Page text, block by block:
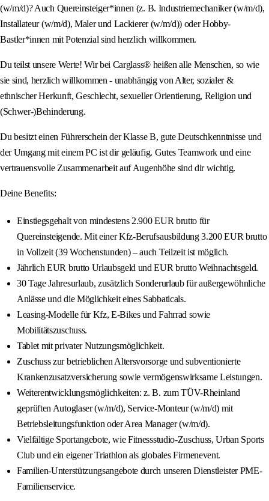
(w/m/d)? Auch Quereinsteiger*innen (z. B. Industriemechaniker (w/m/d),
Installateur (w/m/d), Maler und Lackierer (w/m/d)) oder Hobby-
Bastler*innen mit Potenzial sind herzlich willkommen.
Du teilst unsere Werte! Wir bei Carglass® heißen alle Menschen, so wie
sie sind, herzlich willkommen - unabhängig von Alter, sozialer &
ethnischer Herkunft, Geschlecht, sexueller Orientierung, Religion und
(Schwer-)Behinderung.
Du besitzt einen Führerschein der Klasse B, gute Deutschkenntnisse und
der Umgang mit einem PC ist dir geläufig. Gutes Teamwork und eine
vertrauensvolle Zusammenarbeit auf Augenhöhe sind dir wichtig.
Deine Benefits:
Einstiegsgehalt von mindestens 2.900 EUR brutto für
Quereinsteigende. Mit einer Kfz-Berufsausbildung 3.200 EUR brutto
in Vollzeit (39 Wochenstunden) – auch Teilzeit ist möglich.
Jährlich EUR brutto Urlaubsgeld und EUR brutto Weihnachtsgeld.
30 Tage Jahresurlaub, zusätzlich Sonderurlaub für außergewöhnliche
Anlässe und die Möglichkeit eines Sabbaticals.
Leasing-Modelle für Kfz, E-Bikes und Fahrrad sowie
Mobilitätszuschuss.
Tablet mit privater Nutzungsmöglichkeit.
Zuschuss zur betrieblichen Altersvorsorge und subventionierte
Krankenzusatzversicherung sowie vermögenswirksame Leistungen.
Weiterentwicklungsmöglichkeiten: z. B. zum TÜV-Rheinland
geprüften Autoglaser (w/m/d), Service-Monteur (w/m/d) mit
Betriebsleitungsfunktion oder Area Manager (w/m/d).
Vielfältige Sportangebote, wie Fitnessstudio-Zuschuss, Urban Sports
Club und ein eigener Triathlon als globales Firmenevent.
Familien-Unterstützungsangebote durch unseren Dienstleister PME-
Familienservice.